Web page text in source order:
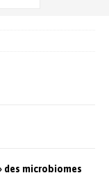
des microbiomes